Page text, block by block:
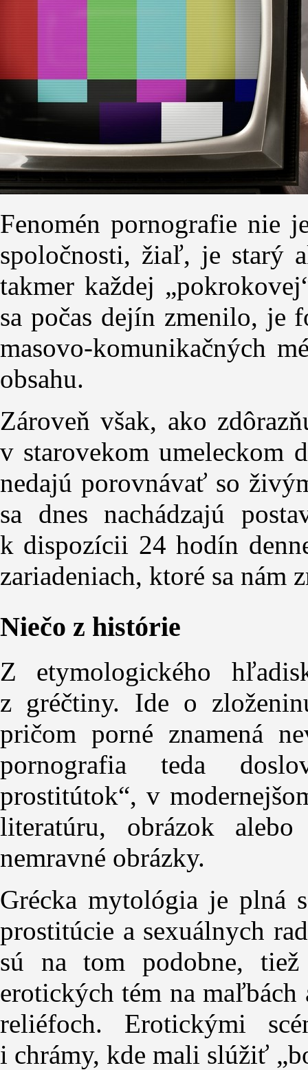
Fenomén pornografie nie
spoločnosti, žiaľ, je starý
takmer každej
sa počas dejín zmenilo, je
masovo-komunikačných
obsahu.
Zároveň však, ako
v starovekom umeleckom
nedajú porovnávať so
sa dnes nachádzajú
k dispozícii 24 hodín
zariadeniach, ktoré sa nám
Niečo z histórie
Z etymologického
z gréčtiny. Ide o
pričom porné znamená
pornografia teda
prostitútok“, v
literatúru, obrázok
nemravné obrázky.
Grécka mytológia je plná
prostitúcie a sexuálnych
sú na tom podobne, tiež
erotických tém na maľbách
reliéfoch. Erotickými
i chrámy, kde mali slúžiť